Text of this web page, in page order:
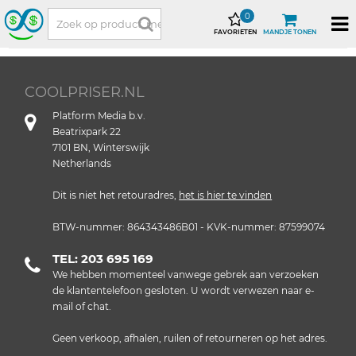
FAVORIETEN
0
MANDJE TONEN
COOLPRISER.NL
Platform Media b.v.
Beatrixpark 22
7101 BN, Winterswijk
Netherlands
Dit is niet het retouradres, het is hier te vinden
BTW-nummer: 864343486B01 - KVK-nummer: 87599074
TEL: 203 695 169
We hebben momenteel vanwege gebrek aan verzoeken
de klantentelefoon gesloten. U wordt verwezen naar e-
mail of chat.
Geen verkoop, afhalen, ruilen of retourneren op het adres.